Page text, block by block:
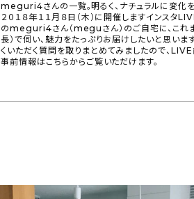
meguri4さんの一覧。明るく、ナチュラルに変化
２０１８年１１月８日（木）に開催しますインス
のmeguri4さん（meguさん）のご自宅に、こ
長）で伺い、魅力をたっぷりお届けしたいと思い
くいただく質問を取りまとめてみましたので、
事前情報はこちらからご覧いただけます。